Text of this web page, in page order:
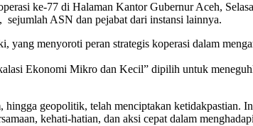
ke-77 di Halaman Kantor Gubernur Aceh,
ASN dan pejabat dari instansi lainnya.
menyoroti peran strategis koperasi dalam
Ekonomi Mikro dan Kecil” dipilih untuk
geopolitik, telah menciptakan ketidakpastian.
kehati-hatian, dan aksi cepat dalam